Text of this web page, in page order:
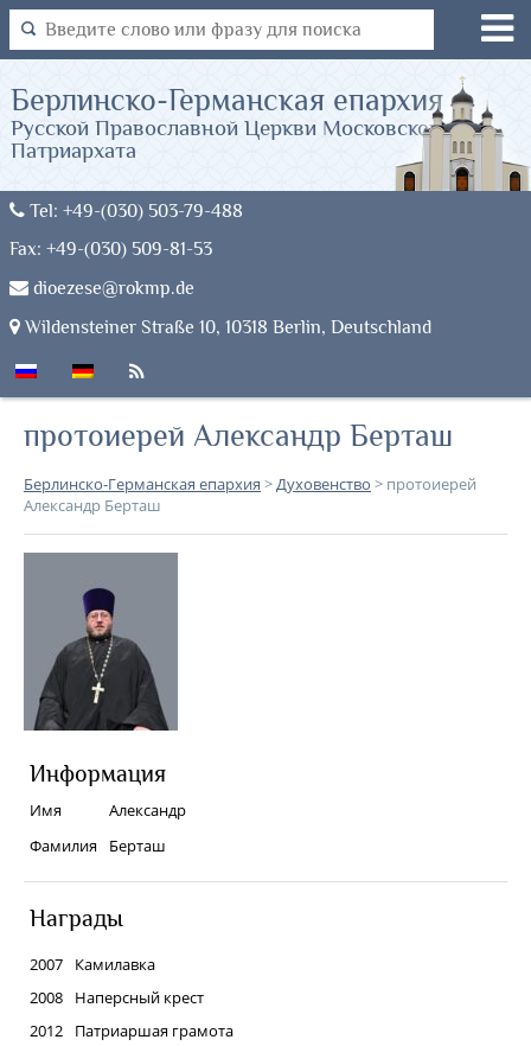
Tel: +49-(030) 503-79-488
Fax: +49-(030) 509-81-53
dioezese@rokmp.de
Wildensteiner Straße 10, 10318 Berlin, Deutschland
Берлинско-Германская епархия
Русской Православной Церкви Московского
Патриархата
протоиерей Александр Берташ
Берлинско-Германская епархия >Духовенство > протоиерей
Александр Берташ
Информация
Имя
Александр
Фамилия
Берташ
Награды
2007
Камилавка
2008
Наперсный крест
2012
Патриаршая грамота